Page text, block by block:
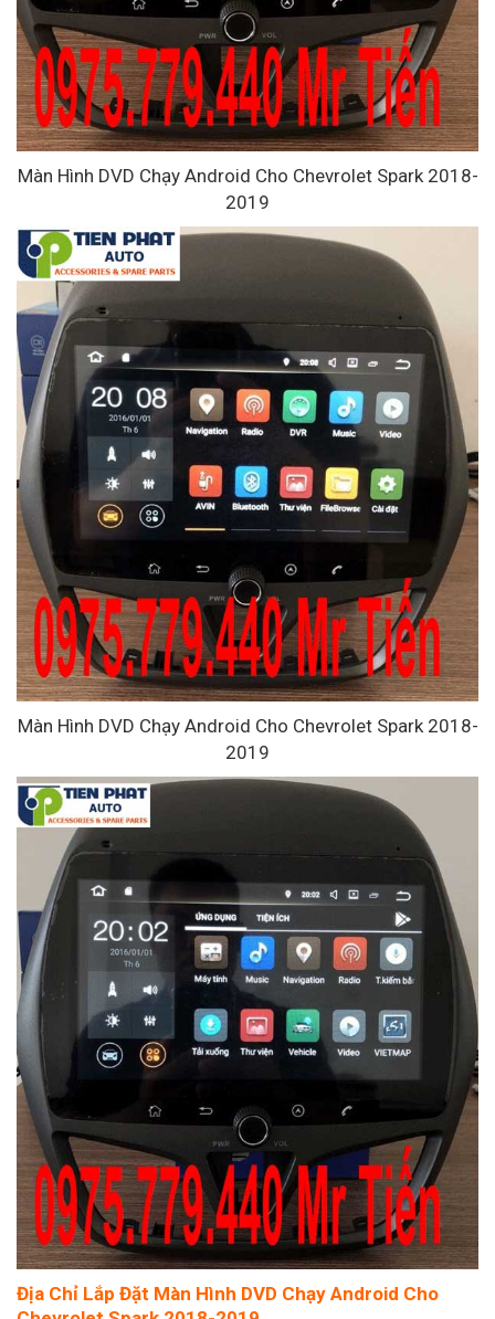
Màn Hình DVD Chạy Android Cho Chevrolet Spark 2018-
2019
Màn Hình DVD Chạy Android Cho Chevrolet Spark 2018-
2019
Địa Chỉ Lắp Đặt Màn Hình DVD Chạy Android Cho